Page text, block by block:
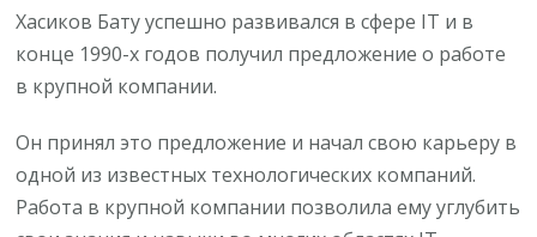
Хасиков Бату успешно развивался в сфере IT и в
конце 1990-х годов получил предложение о работе
в крупной компании.
Он принял это предложение и начал свою карьеру в
одной из известных технологических компаний.
Работа в крупной компании позволила ему углубить